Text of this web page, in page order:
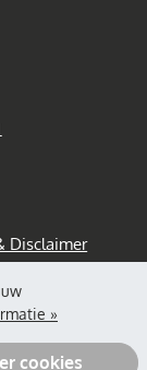
»
cookies
Disclaimer
BASED BIM